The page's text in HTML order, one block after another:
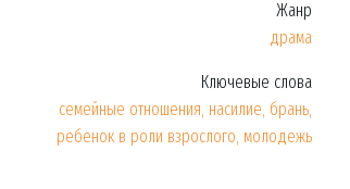
Жанр
драма
Ключевые слова
семейные отношения, насилие, брань,
ребенок в роли взрослого, молодежь